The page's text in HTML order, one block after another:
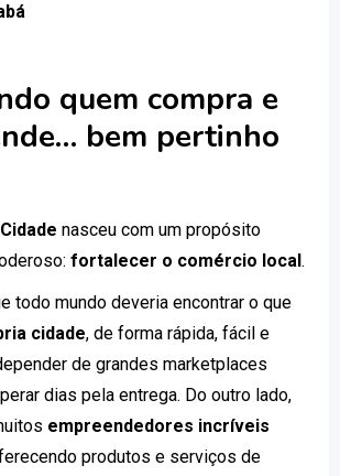
quem compra e
bem pertinho
nasceu com um propósito
fortalecer o comércio local.
todo mundo deveria encontrar o que
cidade, de forma rápida, fácil e
de grandes marketplaces
dias pela entrega. Do outro lado,
empreendedores incríveis
produtos e serviços de